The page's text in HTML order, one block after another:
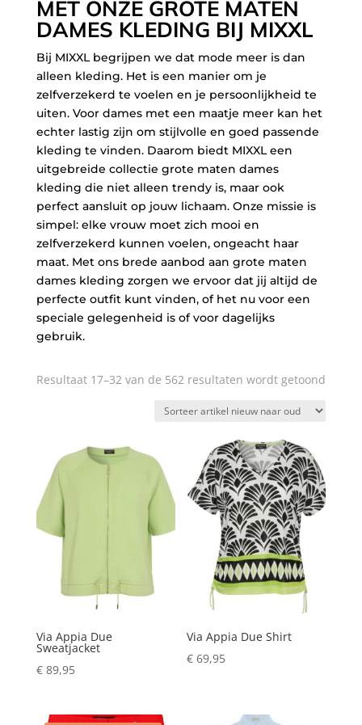
MET ONZE GROTE MATEN
DAMES KLEDING BIJ MIXXL
Bij MIXXL begrijpen we dat mode meer is dan
alleen kleding. Het is een manier om je
zelfverzekerd te voelen en je persoonlijkheid te
uiten. Voor dames met een maatje meer kan het
echter lastig zijn om stijlvolle en goed passende
kleding te vinden. Daarom biedt MIXXL een
uitgebreide collectie grote maten dames
kleding die niet alleen trendy is, maar ook
perfect aansluit op jouw lichaam. Onze missie is
simpel: elke vrouw moet zich mooi en
zelfverzekerd kunnen voelen, ongeacht haar
maat. Met ons brede aanbod aan grote maten
dames kleding zorgen we ervoor dat jij altijd de
perfecte outfit kunt vinden, of het nu voor een
speciale gelegenheid is of voor dagelijks
gebruik.
Resultaat 17–32 van de 562 resultaten wordt getoond
Via Appia Due
Sweatjacket
€89,95
Via Appia Due Shirt
€ 69,95